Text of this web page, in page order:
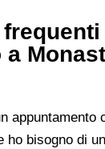
appuntamento
ho bisogno di